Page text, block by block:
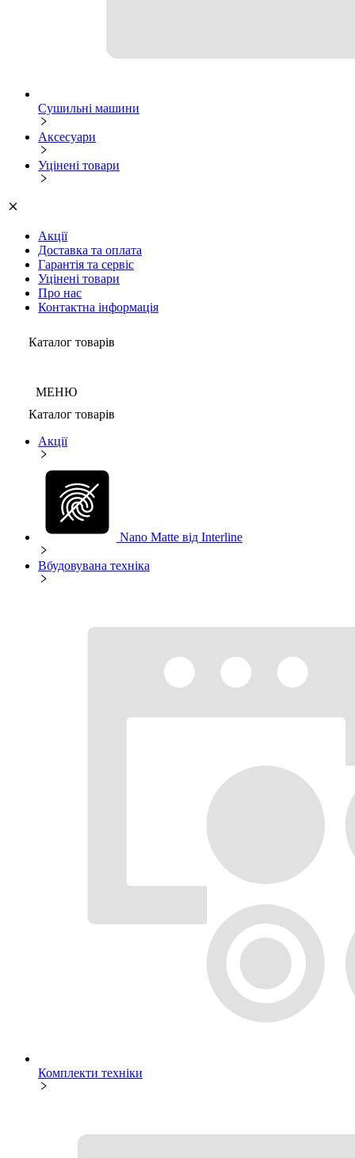
Сушильні машини
Аксесуари
Уцінені товари
Акції
Доставка та оплата
Гарантія та сервіс
Уцінені товари
Про нас
Контактна інформація
Каталог товарів
МЕНЮ
Каталог товарів
Акції
Nano Matte від Interline
Вбудовувана техніка
Комплекти техніки